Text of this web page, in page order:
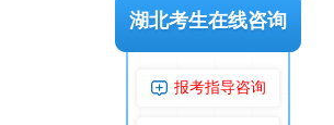
湖北考生在线咨询
报考指导咨询